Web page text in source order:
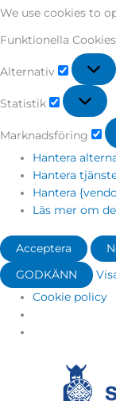
We use cookies to
Funktionella Cookies
Alternativ
Statistik
Marknadsföring
Hantera
Hantera
Hantera
Läs mer om
Acceptera
GODKÄNN
Cookie policy